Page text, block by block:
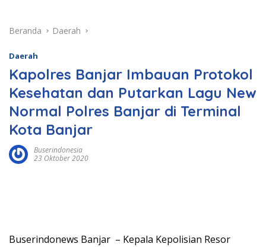
Beranda Daerah
Daerah
Kapolres Banjar Imbauan Protokol
Kesehatan dan Putarkan Lagu New
Normal Polres Banjar di Terminal
Kota Banjar
Buserindonesia
23 Oktober 2020
Buserindonews Banjar – Kepala Kepolisian Resor